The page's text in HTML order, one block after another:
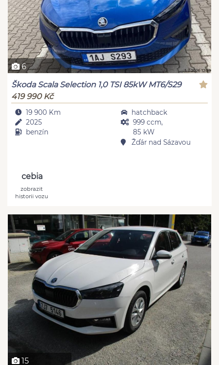
6
Škoda Scala Selection 1,0 TSI 85kW MT6/S29
419 990 Kč
19 900 Km
2025
benzín
hatchback
999 ccm,
85 kW
Žďár nad Sázavou
cebia
zobrazit
historii vozu
15